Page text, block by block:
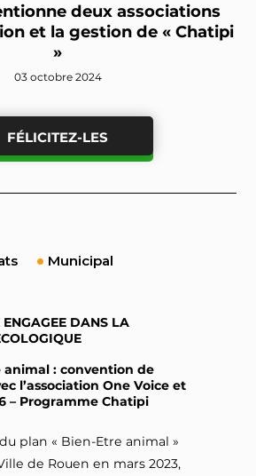
deux associations
et la gestion de « Chatipi
»
03 octobre 2024
FÉLICITEZ-LES
Municipal
DANS LA
animal : convention de
l’association One Voice et
– Programme Chatipi
plan « Bien-Etre animal »
de Rouen en mars 2023,